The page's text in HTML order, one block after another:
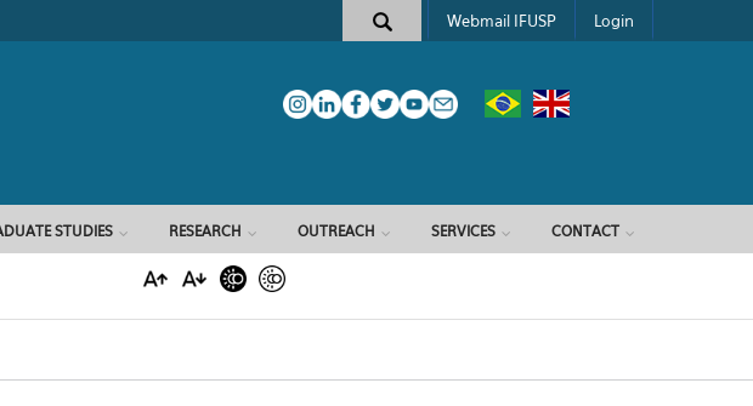
Search form
Webmail IFUSP Login
STUDIES RESEARCH OUTREACH SERVICES CONTACT